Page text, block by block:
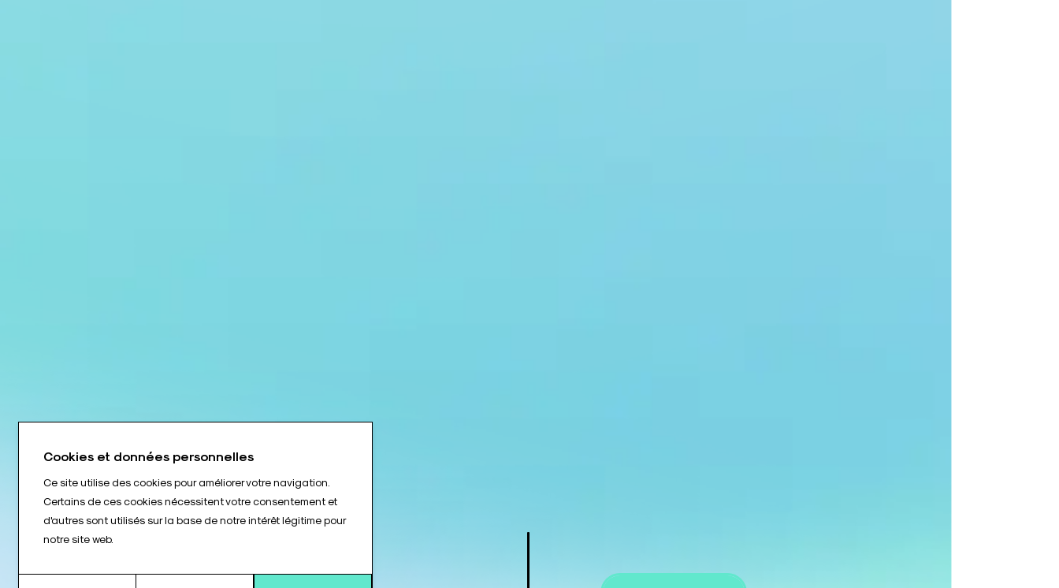
Cookies et données personnelles
Ce site utilise des cookies pour améliorer votre navigation.
Certains de ces cookies nécessitent votre consentement et
d'autres sont utilisés sur la base de notre intérêt légitime pour
notre site web.